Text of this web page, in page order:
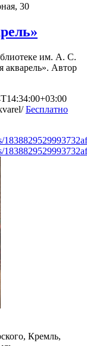
30
им. А. С.
акварель». Автор
Бесплатно
Кремль,